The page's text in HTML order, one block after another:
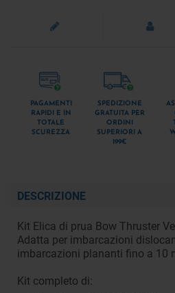
PAGAMENTI
RAPIDI E IN
TOTALE
SCUREZZA
SPEDIZIONE
GRATUITA PER
ORDINI
SUPERIORI A
199€
DESCRIZIONE
Kit Elica di prua Bow Thruster
Adatta per imbarcazioni
imbarcazioni plananti fino a 10
Kit completo di: